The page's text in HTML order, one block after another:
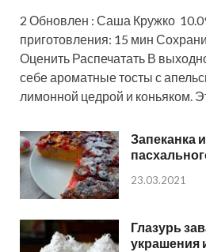
2 Обновлен : Саша Кружко
приготовления: 15 мин
Оценить Распечатать В
себе ароматные тосты с
лимонной цедрой и коньяком.
Запеканка
23.03.2021
Глазурь
украшения